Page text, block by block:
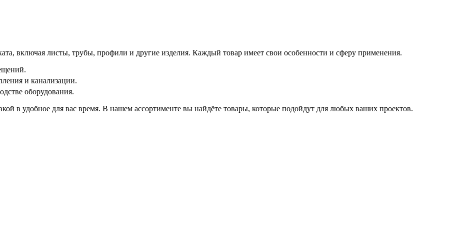
включая листы, трубы, профили и другие изделия. Каждый товар имеет свои особенности и сферу применения.
и канализации.
оборудования.
в удобное для вас время. В нашем ассортименте вы найдёте товары, которые подойдут для любых ваших проектов.